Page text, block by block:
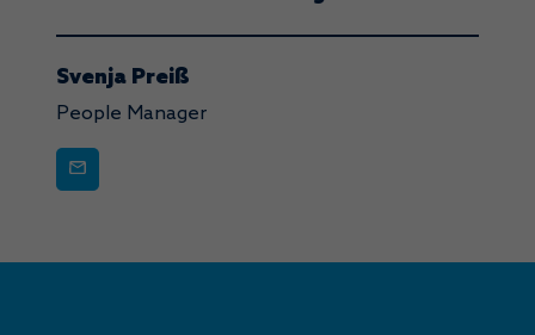
Svenja Preiß
People Manager